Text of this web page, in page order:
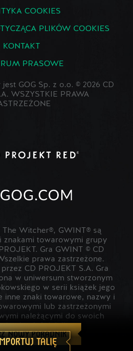
nowy poradnik
TALIĘ
COOKIES
PLIKÓW COOKIES
KONTAKT
PRASOWE
GOG Sp. z o.o. © 2026 CD
WSZYSTKIE PRAWA
The Witcher®, GWINT® są
znakami towarowymi grupy
Gra GWINT © CD
prawa zastrzeżone.
CD PROJEKT S.A. Gra
w uniwersum stworzonym
w serii książek jego
inne znaki towarowe, nazwy i
lub zastrzeżonymi
należącymi do swoich
właścicieli.